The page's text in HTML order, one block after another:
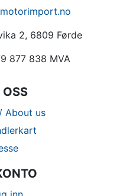
2, 6809 Førde
877 838 MVA
About us